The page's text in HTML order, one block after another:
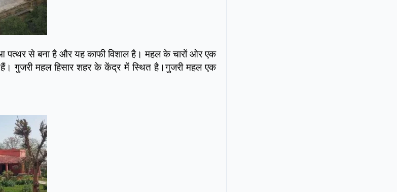
पत्थर से बना है और यह काफी विशाल है। महल के चारों ओर एक
गुजरी महल हिसार शहर के केंद्र में स्थित है।गुजरी महल एक